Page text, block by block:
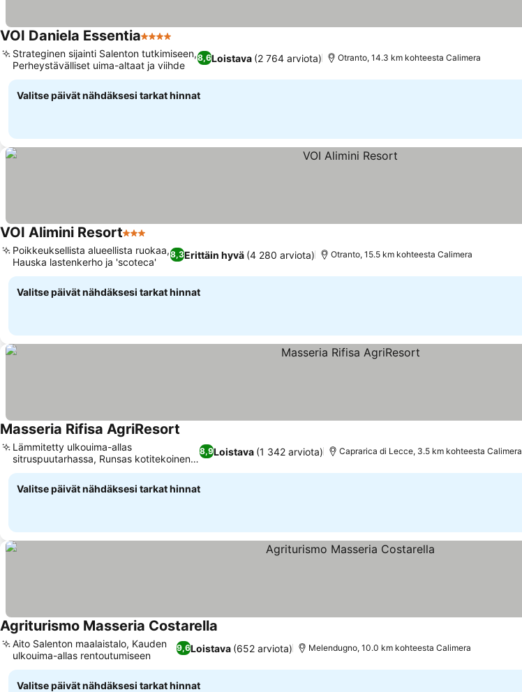
VOI Daniela Essentia4 Tähtiluokitus
8,6Loistava (2 764 arviota)
Strateginen sijainti Salenton tutkimiseen,
Perheystävälliset uima-altaat ja viihde
Otranto, 14.3 km kohteesta Calimera
Valitse päivät nähdäksesi tarkat hinnat
VOI Alimini Resort3 Tähtiluokitus
8,3Erittäin hyvä (4 280 arviota)
Poikkeuksellista alueellista ruokaa,
Hauska lastenkerho ja 'scoteca'
Otranto, 15.5 km kohteesta Calimera
Valitse päivät nähdäksesi tarkat hinnat
Masseria Rifisa AgriResort
8,9Loistava (1 342 arviota)
Lämmitetty ulkouima-allas
sitruspuutarhassa, Runsas kotitekoinen
aamiaisbuffet
Caprarica di Lecce, 3.5 km kohteesta Calimera
Valitse päivät nähdäksesi tarkat hinnat
Agriturismo Masseria Costarella
9,6Loistava (652 arviota)
Aito Salenton maalaistalo, Kauden
ulkouima-allas rentoutumiseen
Melendugno, 10.0 km kohteesta Calimera
Valitse päivät nähdäksesi tarkat hinnat